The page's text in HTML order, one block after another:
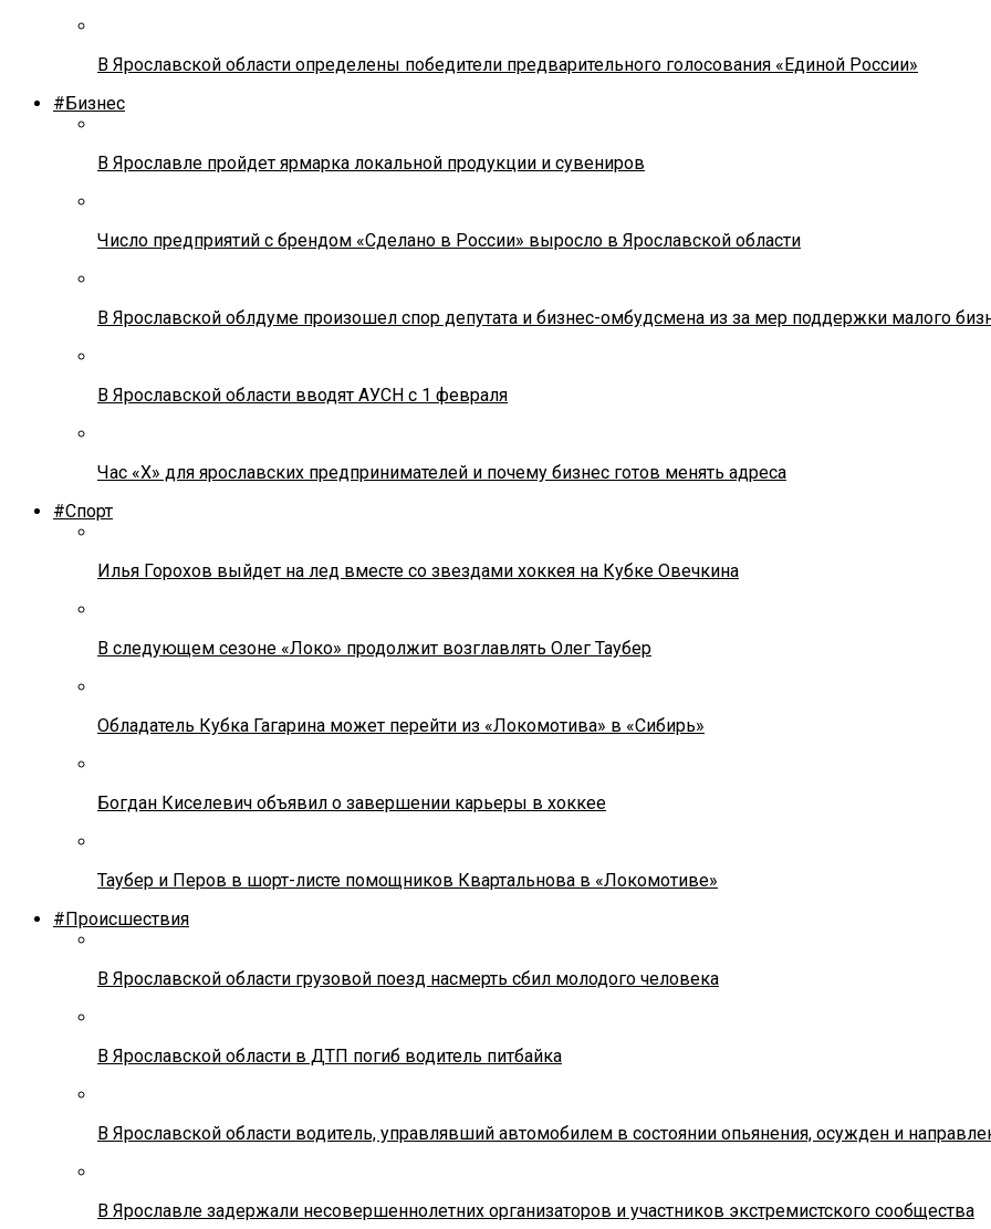
В Ярославской области определены победители предварительного голосования «Единой России»
#Бизнес
В Ярославле пройдет ярмарка локальной продукции и сувениров
Число предприятий с брендом «Сделано в России» выросло в Ярославской области
В Ярославской облдуме произошел спор депутата и бизнес-омбудсмена из за мер поддержки малого
В Ярославской области вводят АУСН с 1 февраля
Час «Х» для ярославских предпринимателей и почему бизнес готов менять адреса
#Спорт
Илья Горохов выйдет на лед вместе со звездами хоккея на Кубке Овечкина
В следующем сезоне «Локо» продолжит возглавлять Олег Таубер
Обладатель Кубка Гагарина может перейти из «Локомотива» в «Сибирь»
Богдан Киселевич объявил о завершении карьеры в хоккее
Таубер и Перов в шорт-листе помощников Квартальнова в «Локомотиве»
#Происшествия
В Ярославской области грузовой поезд насмерть сбил молодого человека
В Ярославской области в ДТП погиб водитель питбайка
В Ярославской области водитель, управлявший автомобилем в состоянии опьянения, осужден и
В Ярославле задержали несовершеннолетних организаторов и участников экстремистского сообщества